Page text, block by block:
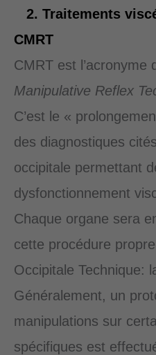
2. Traitements
CMRT
CMRT est l’acronyme
Manipulative Reflex
C’est le «
des diagnostiques
occipitale permettant
dysfonctionnement
Chaque organe sera
cette procédure
Occipitale Technique:
Généralement, un
manipulations sur
spécifiques est